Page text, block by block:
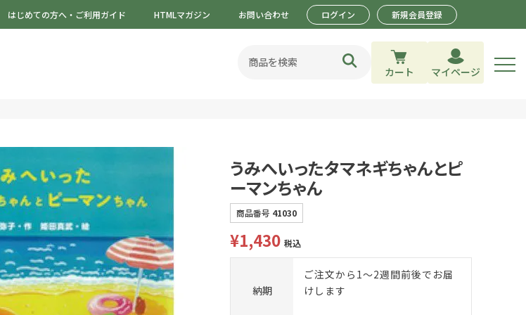
はじめての方へ・ご利用ガイド HTMLマガジン お問い合わせ ログイン 新規会員登録
カート マイページ
うみへいったタマネギちゃんとピ
ーマンちゃん
商品番号 41030
¥1,430 税込
納期
ご注文から1～2週間前後でお届
けします